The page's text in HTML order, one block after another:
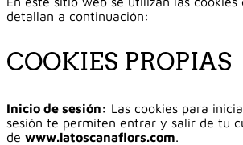
detallan a continuación:
COOKIES PROPIAS
Inicio de sesión: Las cookies para
sesión te permiten entrar y salir de tu
de www.latoscanaflors.com